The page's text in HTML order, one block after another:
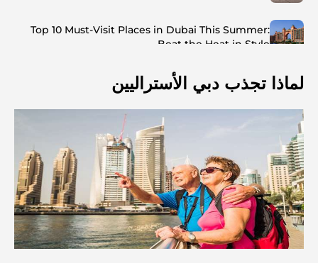
Top 10 Must-Visit Places in Dubai This Summer:
Beat the Heat in Style
Top 7 Busiest Airports in the World: Hub of Global
Travel
Abu Dhabi vs Dubai: A Practical Comparison for
Investors and Residents
Best Schools in Downtown Dubai: A Guide for
Families
أشياء يمكنك القيام بها في دبي خلال فصل الصيف: دليلك الأمثل
للتغلب على الحرارة
لماذا تجذب دبي الأستراليين